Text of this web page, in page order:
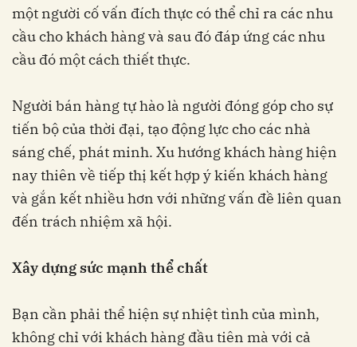
một người cố vấn đích thực có thể chỉ ra các nhu
cầu cho khách hàng và sau đó đáp ứng các nhu
cầu đó một cách thiết thực.
Người bán hàng tự hào là người đóng góp cho sự
tiến bộ của thời đại, tạo động lực cho các nhà
sáng chế, phát minh. Xu hướng khách hàng hiện
nay thiên về tiếp thị kết hợp ý kiến khách hàng
và gắn kết nhiều hơn với những vấn đề liên quan
đến trách nhiệm xã hội.
Xây dựng sức mạnh thể chất
Bạn cần phải thể hiện sự nhiệt tình của mình,
không chỉ với khách hàng đầu tiên mà với cả